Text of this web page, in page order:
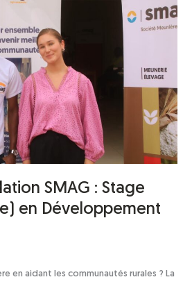
SMAG : Stage
en Développement
en aidant les communautés rurales ? La